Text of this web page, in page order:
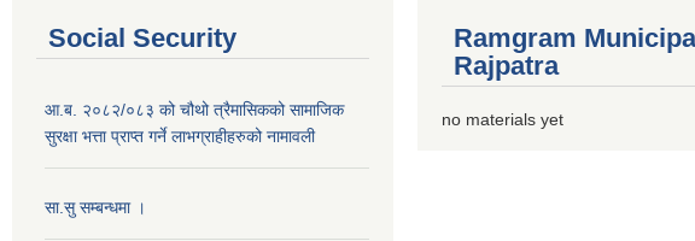
Social Security
आ.ब. २०८२/०८३ को चौथो त्रैमासिकको सामाजिक
सुरक्षा भत्ता प्राप्त गर्ने लाभग्राहीहरुको नामावली
सा.सु सम्बन्धमा ।
Ramgram
Rajpatra
no materials yet